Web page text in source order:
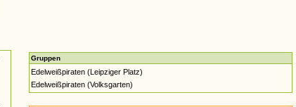
Gruppen
Edelweißpiraten (Leipziger Platz)
Edelweißpiraten (Volksgarten)